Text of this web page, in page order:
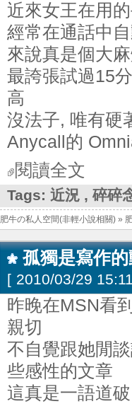
近來女王在用
經常在通話中
來說真是個大
最誇張試過15
高
沒法子, 唯有硬
Anycall的
閱讀全文
Tags: 近況 , 碎碎
肥牛の私人空間(非輕小說相關) »
孤獨是寫作
[ 2010/03/29
昨晚在MSN看
親切
不自覺跟她閒
些感性的文章
這真是一語道